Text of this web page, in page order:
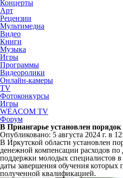
Концерты
Арт
Рецензии
Мультимедиа
Видео
Книги
Музыка
Игры
Программы
Видеоролики
Онлайн-камеры
TV
Фотоконкурсы
Игры
WEACOM TV
Форум
В Приангарье установлен
Опубликовано: 5 августа 2024 г. в
В Иркутской области установлен
денежной компенсации расходов
поддержки молодых специалистов
даты завершения обучения
полученной квалификацией.